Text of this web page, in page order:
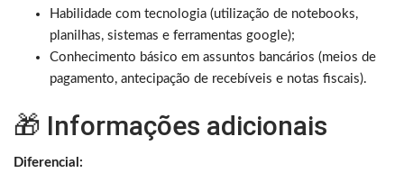
Habilidade com tecnologia (utilização de notebooks,
planilhas, sistemas e ferramentas google);
Conhecimento básico em assuntos bancários (meios de
pagamento, antecipação de recebíveis e notas fiscais).
🎁 Informações adicionais
Diferencial: